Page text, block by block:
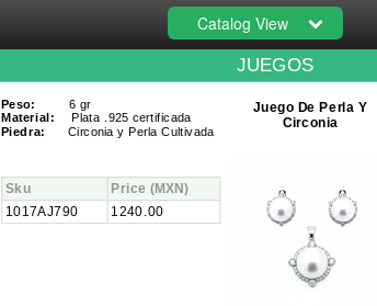
Peso:
6 gr
Material:
Plata .925 certificada
Piedra: Circonia y Perla Cultivada
Sku Price (MXN)
1017AJ790
1240.00
Juego De Perla Y
Circonia
JUEGOS
Catalog View